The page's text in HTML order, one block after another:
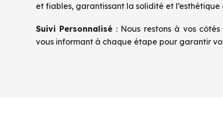
et fiables, garantissant la solidité et l’esthétique
Suivi Personnalisé : Nous restons à vos
vous informant à chaque étape pour garantir